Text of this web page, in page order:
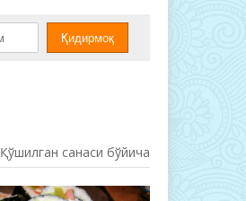
Қўшилган санаси бўйича